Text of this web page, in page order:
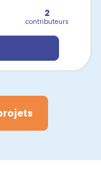
2
contributeurs